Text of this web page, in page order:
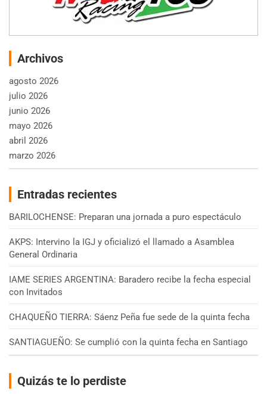
Archivos
agosto 2026
julio 2026
junio 2026
mayo 2026
abril 2026
marzo 2026
Entradas recientes
BARILOCHENSE: Preparan una jornada a puro espectáculo
AKPS: Intervino la IGJ y oficializó el llamado a Asamblea
General Ordinaria
IAME SERIES ARGENTINA: Baradero recibe la fecha especial
con Invitados
CHAQUEÑO TIERRA: Sáenz Peña fue sede de la quinta fecha
SANTIAGUEÑO: Se cumplió con la quinta fecha en Santiago
Quizás te lo perdiste